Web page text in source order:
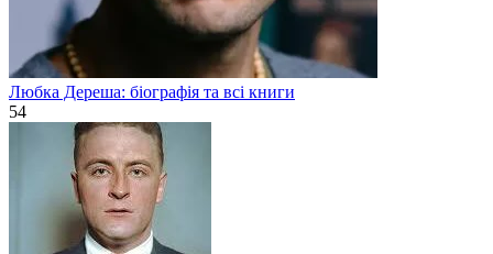
Любка Дереша: біографія та всі книги
54